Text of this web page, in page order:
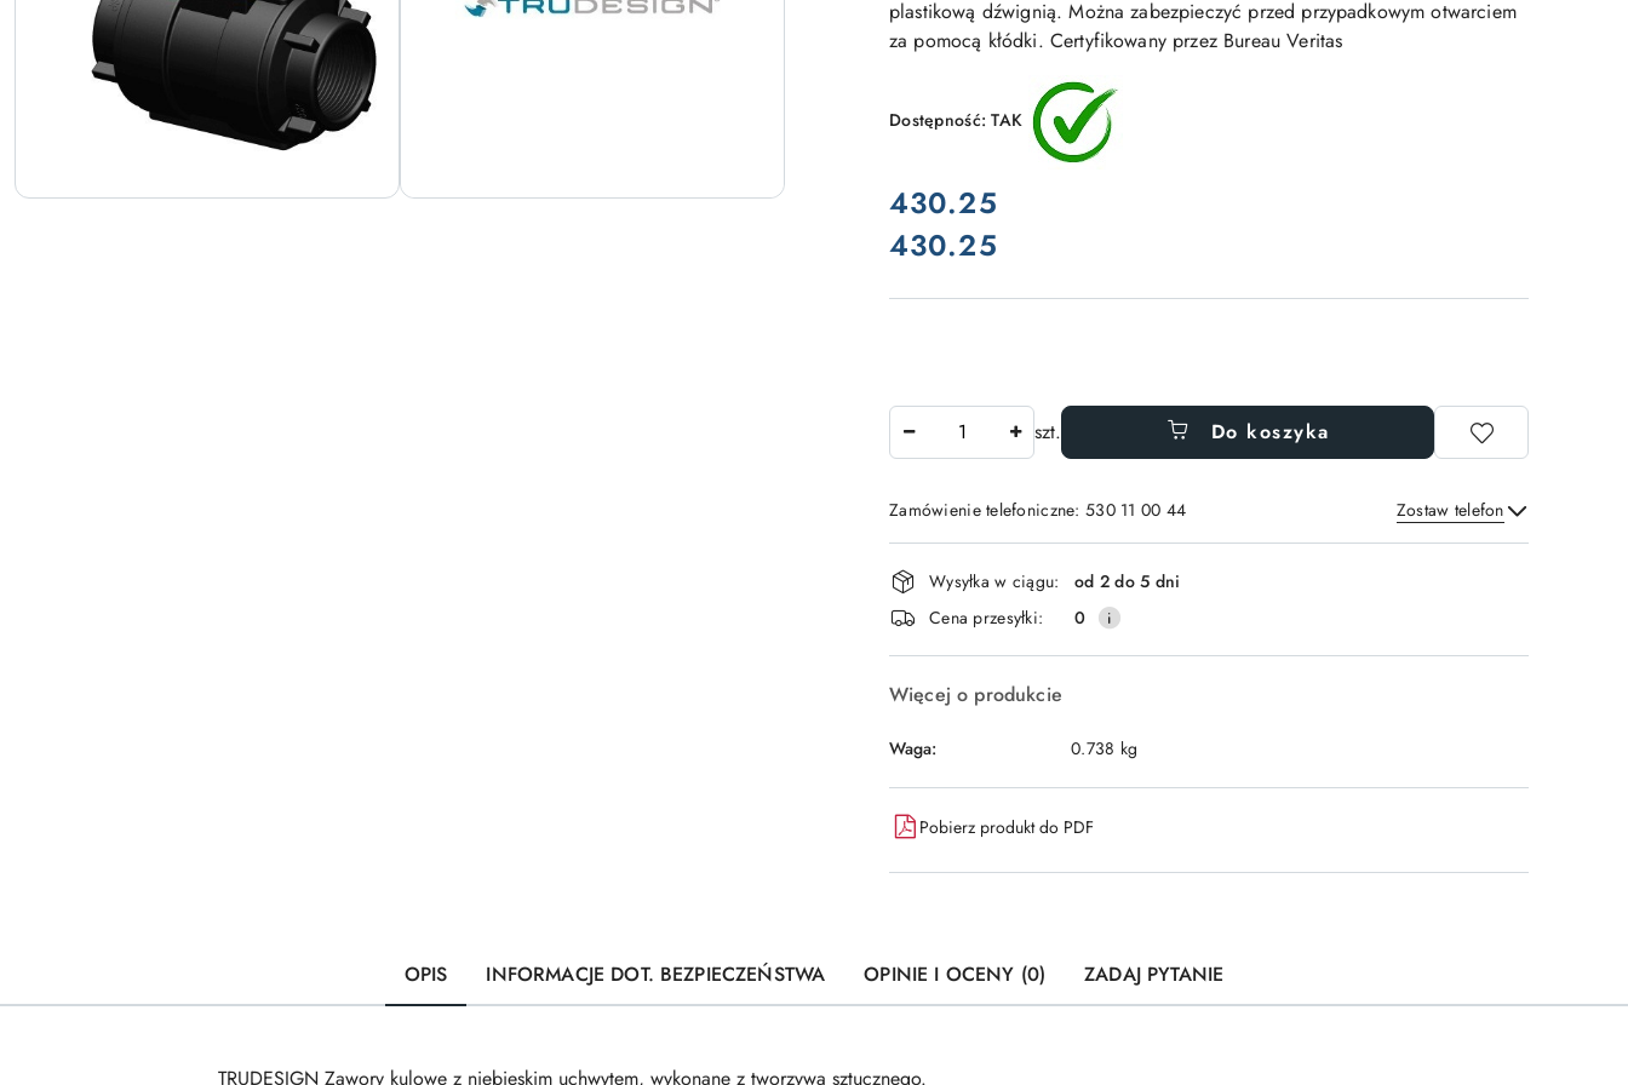
plastikową dźwignią. Można zabezpieczyć przed przypadkowym otwarciem
za pomocą kłódki. Certyfikowany przez Bureau Veritas
Dostępność:TAK
cena:
430.25
Cena:
430.25
szt. Do koszyka
Zamówienie telefoniczne: 530 11 00 44 Zostaw telefon
Wyślij
Dostępność
i
dostawa
Wysyłka w ciągu:
od 2 do 5 dni
Cena przesyłki:
0
Więcej o produkcie
Waga: 0.738 kg
Pobierz produkt do PDF
OPIS INFORMACJE DOT. BEZPIECZEŃSTWA OPINIE I OCENY (0) ZADAJ PYTANIE
TRUDESIGN Zawory kulowe z niebieskim uchwytem, ​​wykonane z tworzywa sztucznego.